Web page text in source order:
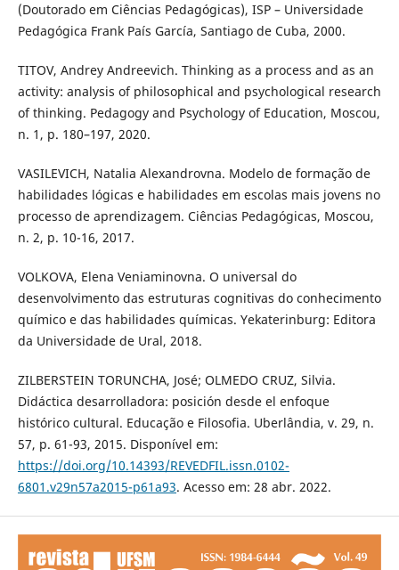
(Doutorado em Ciências Pedagógicas), ISP – Universidade
Pedagógica Frank País García, Santiago de Cuba, 2000.
TITOV, Andrey Andreevich. Thinking as a process and as an
activity: analysis of philosophical and psychological research
of thinking. Pedagogy and Psychology of Education, Moscou,
n. 1, p. 180–197, 2020.
VASILEVICH, Natalia Alexandrovna. Modelo de formação de
habilidades lógicas e habilidades em escolas mais jovens no
processo de aprendizagem. Ciências Pedagógicas, Moscou,
n. 2, p. 10-16, 2017.
VOLKOVA, Elena Veniaminovna. O universal do
desenvolvimento das estruturas cognitivas do conhecimento
químico e das habilidades químicas. Yekaterinburg: Editora
da Universidade de Ural, 2018.
ZILBERSTEIN TORUNCHA, José; OLMEDO CRUZ, Silvia.
Didáctica desarrolladora: posición desde el enfoque
histórico cultural. Educação e Filosofia. Uberlândia, v. 29, n.
57, p. 61-93, 2015. Disponível em:
https://doi.org/10.14393/REVEDFIL.issn.0102-
6801.v29n57a2015-p61a93. Acesso em: 28 abr. 2022.